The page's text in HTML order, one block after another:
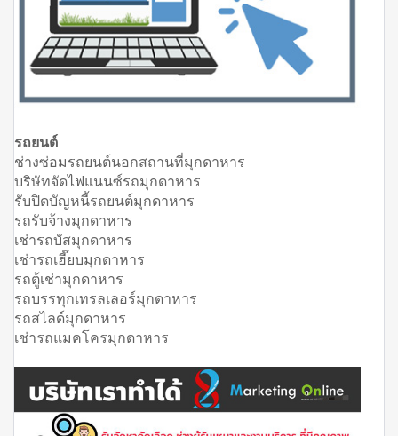
รถยนต์
ช่างซ่อมรถยนต์นอกสถานที่มุกดาหาร
บริษัทจัดไฟแนนซ์รถมุกดาหาร
รับปิดบัญหนี้รถยนต์มุกดาหาร
รถรับจ้างมุกดาหาร
เช่ารถบัสมุกดาหาร
เช่ารถเฮี๊ยบมุกดาหาร
รถตู้เช่ามุกดาหาร
รถบรรทุกเทรลเลอร์มุกดาหาร
รถสไลด์มุกดาหาร
เช่ารถแมคโครมุกดาหาร